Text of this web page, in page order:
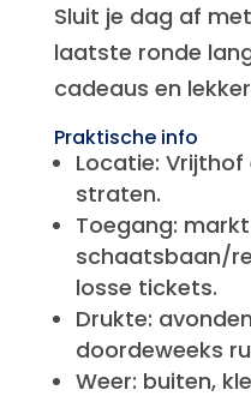
Sluit je dag af
laatste ronde
cadeaus en
Praktische info
Locatie:
straten.
Toegang:
schaatsbaan/
losse tickets.
Drukte:
doordeweeks
Weer: buiten,